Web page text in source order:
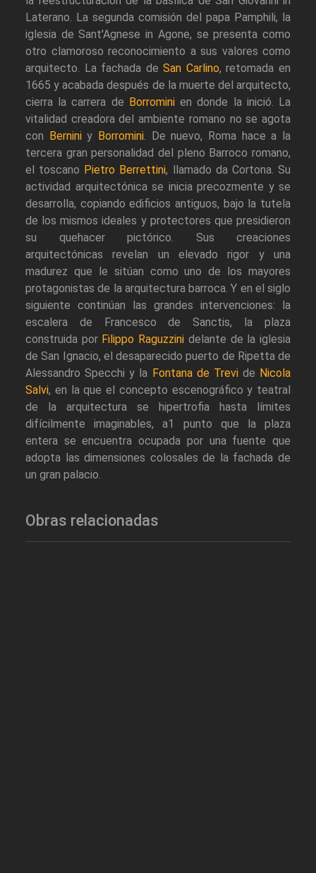
Laterano. La segunda comisión del papa Pamphili, la
iglesia de Sant'Agnese in Agone, se presenta como
otro clamoroso reconocimiento a sus valores como
arquitecto. La fachada deSan Carlino, retomada en
1665 y acabada después de la muerte del arquitecto,
cierra la carrera de Borrominien donde la inició. La
vitalidad creadora del ambiente romano no se agota
con
Berniniy Borromini. De nuevo, Roma hace a la
tercera gran personalidad del pleno Barroco romano,
el toscano Pietro Berrettini, llamado da Cortona. Su
actividad arquitectónica se inicia precozmente y se
desarrolla, copiando edificios antiguos, bajo la tutela
de los mismos ideales y protectores que presidieron
su quehacer pictórico. Sus creaciones
arquitectónicas revelan un elevado rigor y una
madurez que le sitúan como uno de los mayores
protagonistas de la arquitectura barroca. Y en el siglo
siguiente continúan las grandes intervenciones: la
escalera de Francesco de Sanctis, la plaza
construida por Filippo Raguzzini delante de la iglesia
de San Ignacio, el desaparecido puerto de Ripetta de
Alessandro Specchi y la Fontana de Trevide Nicola
Salvi, en la que el concepto escenográfico y teatral
de la arquitectura se hipertrofia hasta límites
difícilmente imaginables, a1 punto que la plaza
entera se encuentra ocupada por una fuente que
adopta las dimensiones colosales de la fachada de
un gran palacio.
Obras relacionadas